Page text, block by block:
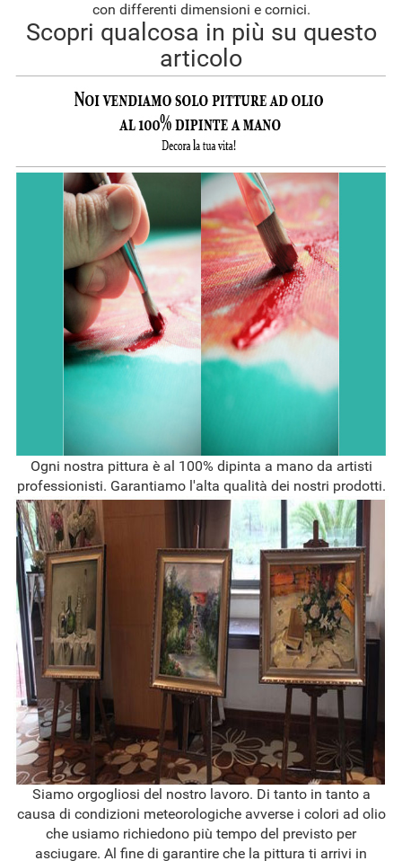
con differenti dimensioni e cornici.
Scopri qualcosa in più su questo
articolo
Ogni nostra pittura è al 100% dipinta a mano da artisti
professionisti. Garantiamo l'alta qualità dei nostri prodotti.
Siamo orgogliosi del nostro lavoro. Di tanto in tanto a
causa di condizioni meteorologiche avverse i colori ad olio
che usiamo richiedono più tempo del previsto per
asciugare. Al fine di garantire che la pittura ti arrivi in